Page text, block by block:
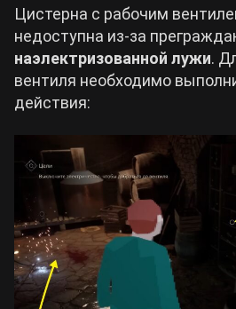
Цистерна с рабочим
недоступна из-за
наэлектризованной лужи.
вентиля необходимо
действия: